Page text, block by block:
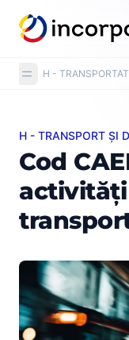
principal
H -
Cod CAEN 5229:
H - TRANSPORT ȘI
Cod